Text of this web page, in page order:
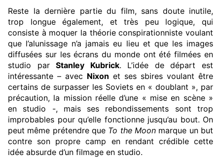
Reste la dernière partie du film, sans doute inutile,
trop longue également, et très peu logique, qui
consiste à moquer la théorie conspirationniste voulant
que l’alunissage n’a jamais eu lieu et que les images
diffusées sur les écrans du monde ont été filmées en
studio par
Stanley Kubrick. L’idée de départ est
intéressante – avec Nixon et ses sbires voulant être
certains de surpasser les Soviets en « doublant », par
précaution, la mission réelle d’une « mise en scène »
en studio -, mais ses rebondissements sont trop
improbables pour qu’elle fonctionne jusqu’au bout. On
peut même prétendre que To the Moon marque un but
contre son propre camp en rendant crédible cette
idée absurde d’un filmage en studio.